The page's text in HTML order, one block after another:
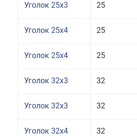
Уголок 25x3 25
Уголок 25x4 25
Уголок 25x4 25
Уголок 32x3 32
Уголок 32x3 32
Уголок 32x4 32